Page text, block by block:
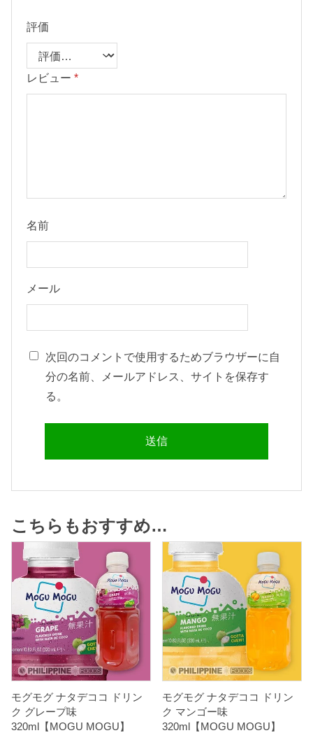
評価
レビュー *
名前
メール
次回のコメントで使用するためブラウザーに自
分の名前、メールアドレス、サイトを保存す
る。
こちらもおすすめ…
モグモグ ナタデココ ドリン
ク グレープ味
320ml【MOGU MOGU】
モグモグ ナタデココ ドリン
ク マンゴー味
320ml【MOGU MOGU】